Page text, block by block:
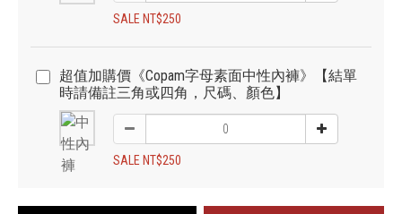
SALE NT$250
超值加購價《Copam字母素面中性內褲》【結單
時請備註三角或四角，尺碼、顏色】
SALE NT$250